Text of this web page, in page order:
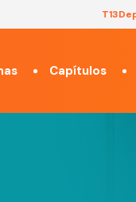
T13
Capítulos